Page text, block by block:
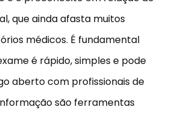
que ainda afasta muitos
médicos. É fundamental
é rápido, simples e pode
aberto com profissionais de
são ferramentas